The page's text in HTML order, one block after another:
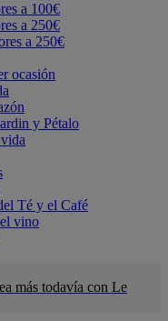
a 100€
a 250€
a 250€
ocasión
y Pétalo
Té y el Café
vino
más todavía con Le